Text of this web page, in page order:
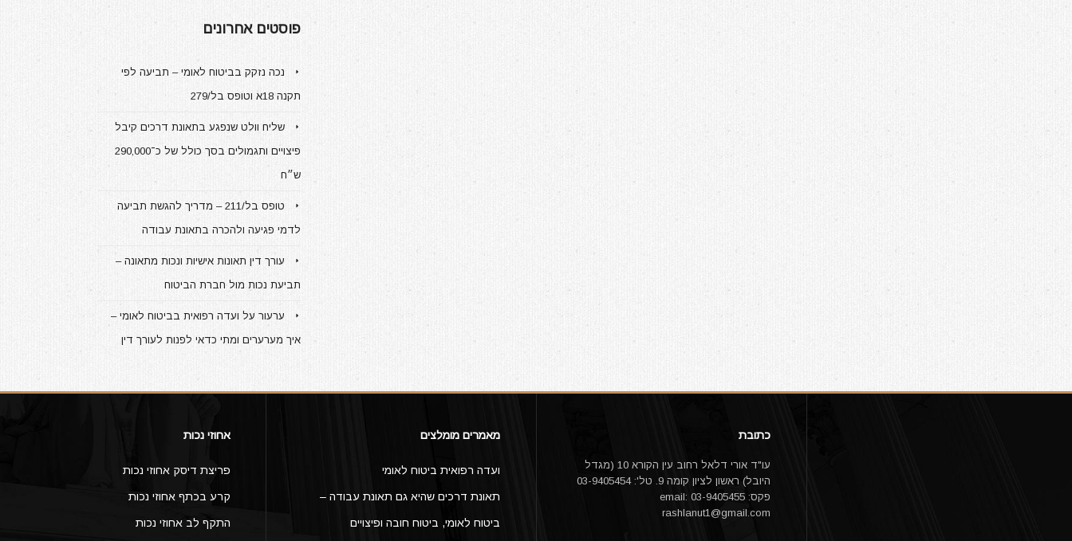
פוסטים אחרונים
נכה נזקק בביטוח לאומי – תביעה לפי
תקנה 18א וטופס בל/279
שליח וולט שנפגע בתאונת דרכים קיבל
פיצויים ותגמולים בסך כולל של כ־290,000
ש״ח
טופס בל/211 – מדריך להגשת תביעה
לדמי פגיעה ולהכרה בתאונת עבודה
עורך דין תאונות אישיות ונכות מתאונה –
תביעת נכות מול חברת הביטוח
ערעור על ועדה רפואית בביטוח לאומי –
איך מערערים ומתי כדאי לפנות לעורך דין
אחוזי נכות
פריצת דיסק אחוזי נכות
קרע בכתף אחוזי נכות
התקף לב אחוזי נכות
מאמרים מומלצים
ועדה רפואית ביטוח לאומי
תאונת דרכים שהיא גם תאונת עבודה –
ביטוח לאומי, ביטוח חובה ופיצויים
כתובת
עו"ד אורי דלאל רחוב עין הקורא 10 (מגדל
היובל) ראשון לציון קומה 9. טל': 03-9405454
פקס: 03-9405455 email:
rashlanut1@gmail.com